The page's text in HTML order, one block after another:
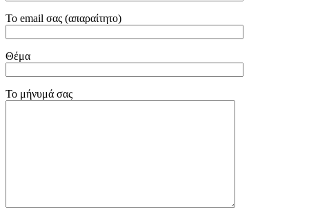
Το email σας (απαραίτητο)
Θέμα
Το μήνυμά σας